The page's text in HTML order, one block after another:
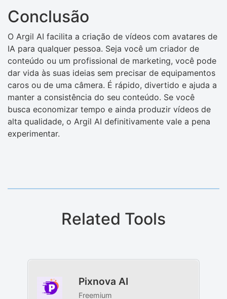
Conclusão
O Argil AI facilita a criação de vídeos com avatares de
IA para qualquer pessoa. Seja você um criador de
conteúdo ou um profissional de marketing, você pode
dar vida às suas ideias sem precisar de equipamentos
caros ou de uma câmera. É rápido, divertido e ajuda a
manter a consistência do seu conteúdo. Se você
busca economizar tempo e ainda produzir vídeos de
alta qualidade, o Argil AI definitivamente vale a pena
experimentar.
Related Tools
Pixnova AI
Freemium